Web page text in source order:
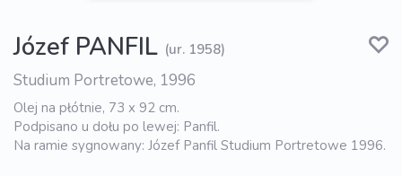
Józef PANFIL (ur. 1958)
Studium Portretowe, 1996
Olej na płótnie, 73 x 92 cm.
Podpisano u dołu po lewej: Panfil.
Na ramie sygnowany: Józef Panfil Studium Portretowe 1996.